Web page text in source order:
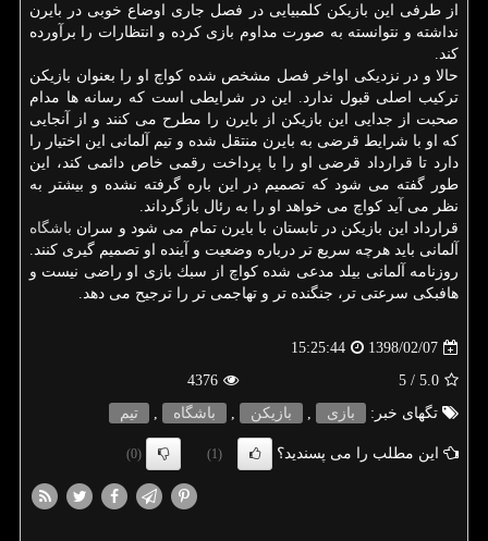
از طرفی این بازیكن كلمبیایی در فصل جاری اوضاع خوبی در بایرن
نداشته و نتوانسته به صورت مداوم بازی كرده و انتظارات را برآورده
كند.
حالا و در نزدیكی اواخر فصل مشخص شده كواچ او را بعنوان بازیكن
تركیب اصلی قبول ندارد. این در شرایطی است كه رسانه ها مدام
صحبت از جدایی این بازیكن از بایرن را مطرح می كنند و از آنجایی
كه او با شرایط قرضی به بایرن منتقل شده و تیم آلمانی این اختیار را
دارد تا قرارداد قرضی او را با پرداخت رقمی خاص دائمی كند، این
طور گفته می شود كه تصمیم در این باره گرفته نشده و بیشتر به
نظر می آید كواچ می خواهد او را به رئال بازگرداند.
قرارداد این بازیكن در تابستان با بایرن تمام می شود و سران باشگاه
آلمانی باید هرچه سریع تر درباره وضعیت و آینده او تصمیم گیری كنند.
روزنامه آلمانی بیلد مدعی شده كواچ از سبك بازی او راضی نیست و
هافبكی سرعتی تر، جنگنده تر و تهاجمی تر را ترجیح می دهد.
1398/02/07
15:25:44
5.0
/ 5
4376
تگهای خبر:
بازی , بازیكن , باشگاه , تیم
این مطلب را می پسندید؟ (1)
(0)